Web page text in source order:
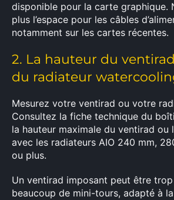
disponible pour la carte graphique.
plus l’espace pour les câbles
notamment sur les cartes récentes.
2. La hauteur du
du radiateur
Mesurez votre ventirad ou votre
Consultez la fiche technique du
la hauteur maximale du ventirad
avec les radiateurs AIO 240 mm,
ou plus.
Un ventirad imposant peut être
beaucoup de mini-tours, adapté à